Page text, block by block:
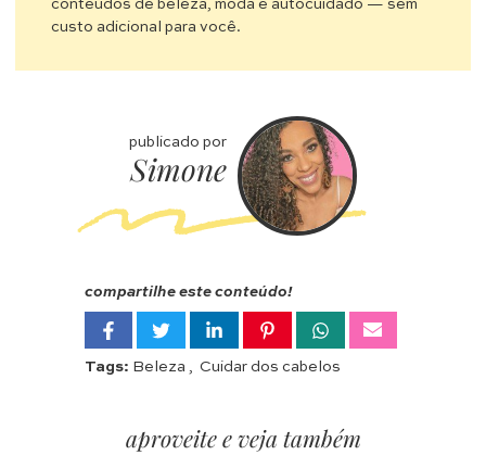
conteúdos de beleza, moda e autocuidado — sem
custo adicional para você.
compartilhe este conteúdo!
Tags: Beleza , Cuidar dos cabelos
publicado por
Simone
aproveite e veja também